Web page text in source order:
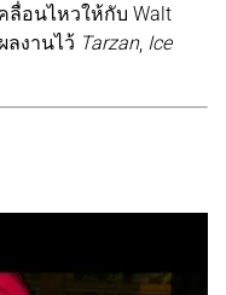
ลื่อนไหวให้กับ Walt
ลงานไว้ Tarzan, Ice